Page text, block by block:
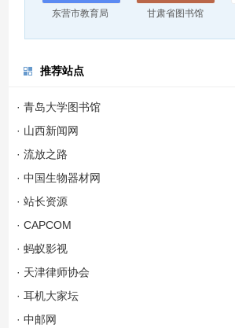
东营市教育局 甘肃省图书馆
推荐站点
· 青岛大学图书馆
· 山西新闻网
· 流放之路
· 中国生物器材网
· 站长资源
· CAPCOM
· 蚂蚁影视
· 天津律师协会
· 耳机大家坛
· 中邮网